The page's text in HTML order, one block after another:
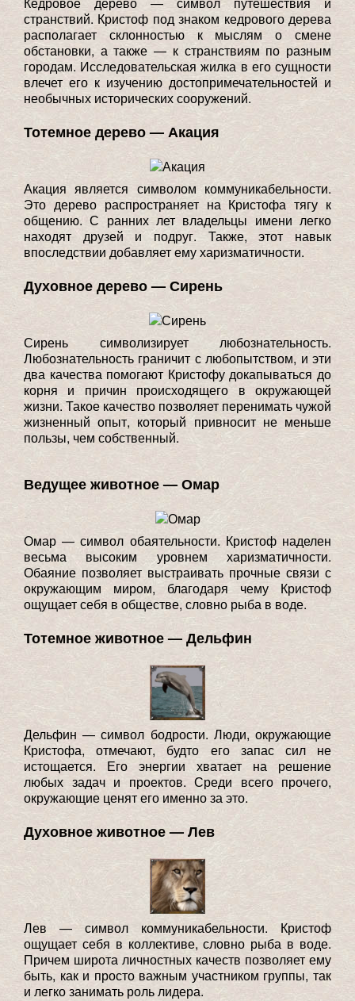
странствий. Кристоф под знаком кедрового дерева
располагает склонностью к мыслям о смене
обстановки, а также — к странствиям по разным
городам. Исследовательская жилка в его сущности
влечет его к изучению достопримечательностей и
необычных исторических сооружений.
Тотемное дерево — Акация
Акация является символом коммуникабельности.
Это дерево распространяет на Кристофа тягу к
общению. С ранних лет владельцы имени легко
находят друзей и подруг. Также, этот навык
впоследствии добавляет ему харизматичности.
Духовное дерево — Сирень
Сирень символизирует любознательность.
Любознательность граничит с любопытством, и эти
два качества помогают Кристофу докапываться до
корня и причин происходящего в окружающей
жизни. Такое качество позволяет перенимать чужой
жизненный опыт, который привносит не меньше
пользы, чем собственный.
Ведущее животное — Омар
Омар — символ обаятельности. Кристоф наделен
весьма высоким уровнем харизматичности.
Обаяние позволяет выстраивать прочные связи с
окружающим миром, благодаря чему Кристоф
ощущает себя в обществе, словно рыба в воде.
Тотемное животное — Дельфин
Дельфин — символ бодрости. Люди, окружающие
Кристофа, отмечают, будто его запас сил не
истощается. Его энергии хватает на решение
любых задач и проектов. Среди всего прочего,
окружающие ценят его именно за это.
Духовное животное — Лев
Лев — символ коммуникабельности. Кристоф
ощущает себя в коллективе, словно рыба в воде.
Причем широта личностных качеств позволяет ему
быть, как и просто важным участником группы, так
и легко занимать роль лидера.